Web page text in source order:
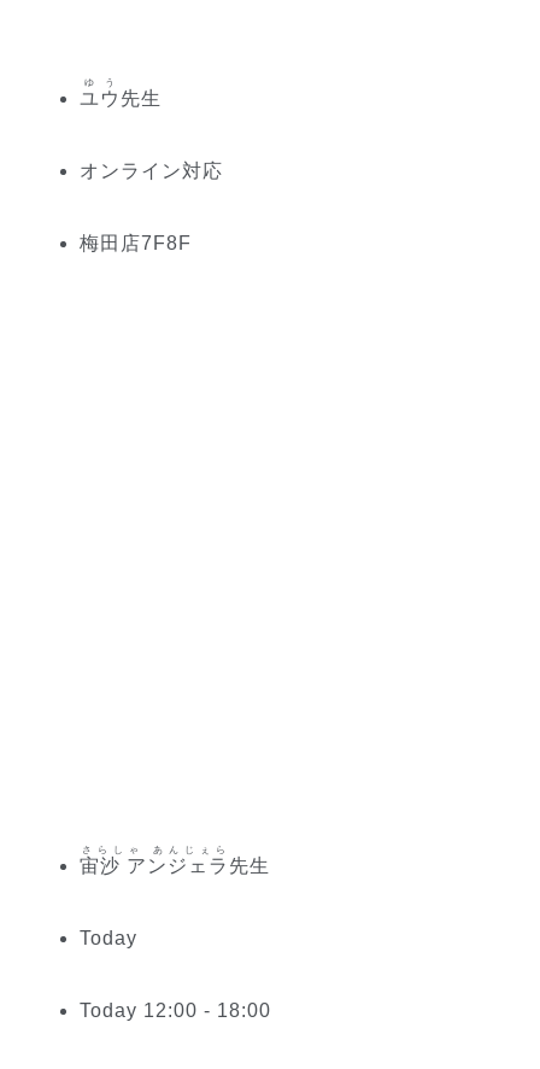
ユウ
ゆう
先生
オンライン対応
梅田 店7 F8F
宙沙 アンジェラ
さらしゃ あんじぇら
先生
Today
Today 12:00 - 18:00